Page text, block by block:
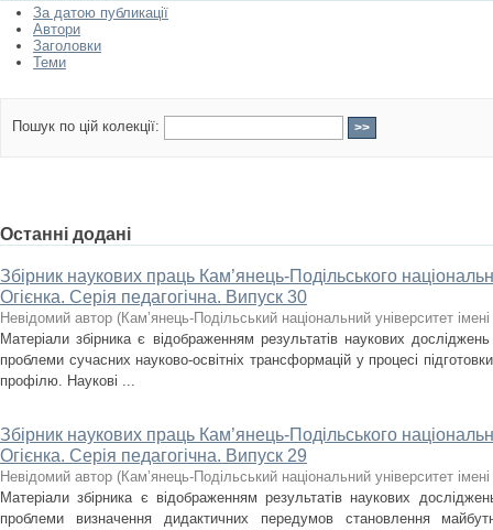
За датою публикації
Автори
Заголовки
Теми
Пошук по цій колекції:
Останні додані
Збірник наукових праць Кам’янець-Подільського
Огієнка. Серія педагогічна. Випуск 30
Невідомий автор (Кам’янець-Подільський національний університет
Матеріали збірника є відображенням результатів наукових
проблеми сучасних науково-освітніх трансформацій у процесі
профілю. Наукові ...
Збірник наукових праць Кам’янець-Подільського
Огієнка. Серія педагогічна. Випуск 29
Невідомий автор (Кам’янець-Подільський національний університет
Матеріали збірника є відображенням результатів наукових
проблеми визначення дидактичних передумов становлення